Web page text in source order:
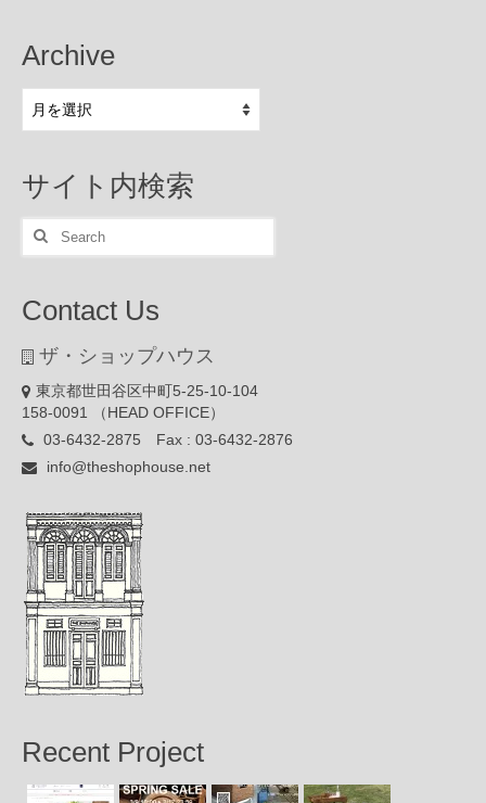
Archive
サイト内検索
Search
for:
Contact Us
ザ・ショップハウス
東京都世田谷区中町5-25-10-104
158-0091 （HEAD OFFICE）
03-6432-2875 Fax : 03-6432-2876
info@theshophouse.net
Recent Project